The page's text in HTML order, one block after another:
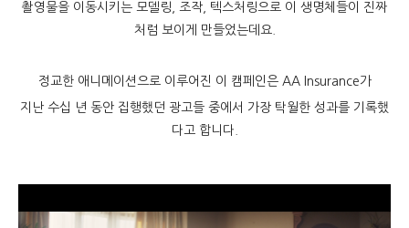
촬영물을 이동시키는 모델링, 조작, 텍스처링으로 이 생명체들이 진짜
처럼 보이게 만들었는데요.
정교한 애니메이션으로 이루어진 이 캠페인은 AA Insurance가
지난 수십 년 동안 집행했던 광고들 중에서 가장 탁월한 성과를 기록했
다고 합니다.